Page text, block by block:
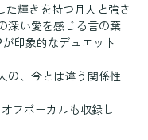
輝きを持つ月人と強さ
深い愛を感じる言の葉
印象的なデュエット
の、今とは違う関係性
フボーカルも収録し